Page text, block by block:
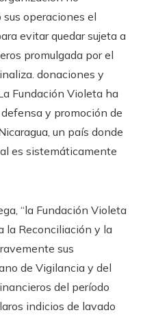
operaciones el
evitar quedar sujeta a
promulgada por el
donaciones y
Fundación Violeta ha
y promoción de
un país donde
es sistemáticamente
“la Fundación Violeta
la Reconciliación y la
sus
de Vigilancia y del
del período
indicios de lavado